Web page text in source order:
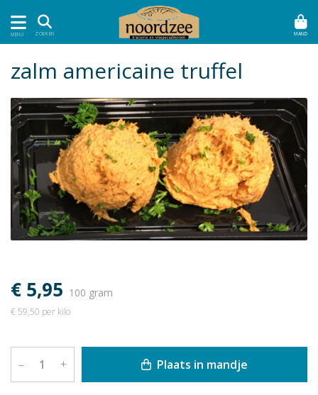
MENU ZOEKEN MAND
zalm americaine truffel
€ 5,95 100 gram
€ 59,50 per kilo
– + Plaats in mandje